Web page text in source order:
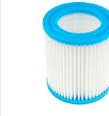
Najpredávanejšie